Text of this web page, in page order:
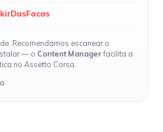
Recomendamos escanear o
— o Content Managerfacilita a
no Assetto Corsa.